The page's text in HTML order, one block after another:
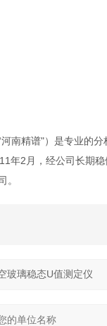
南精谱"）是专业的
年2月，经公司长期
。